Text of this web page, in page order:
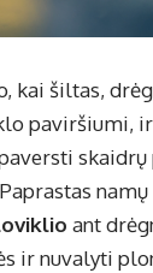
kai šiltas,
paviršiumi,
ant
ir nuvalyti